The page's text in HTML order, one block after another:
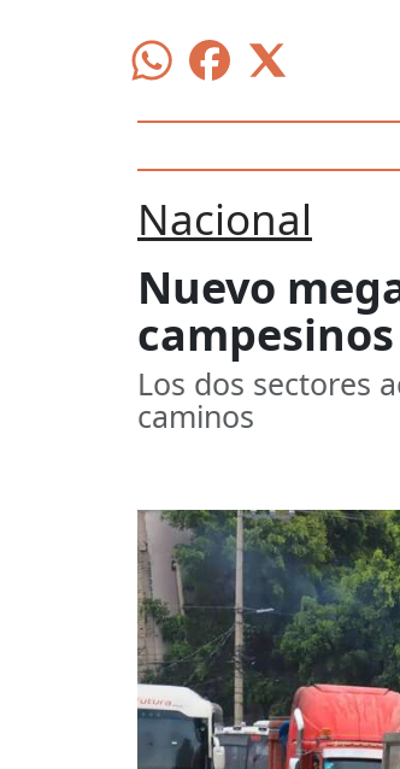
Nacional
Nuevo
Los dos sectores
caminos